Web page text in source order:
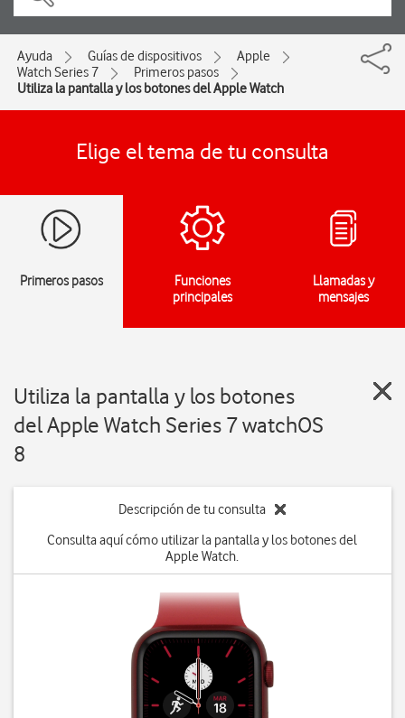
Ayuda Guías de dispositivos
Apple
Watch Series 7
Primeros pasos
Utiliza la pantalla y los botones del Apple Watch
Elige el tema de tu consulta
Primeros pasos
Funciones
principales
Llamadas y
mensajes
Utiliza la pantalla y los botones
del Apple Watch Series 7 watchOS
8
Descripción de tu consulta
Consulta aquí cómo utilizar la pantalla y los botones del
Apple Watch.